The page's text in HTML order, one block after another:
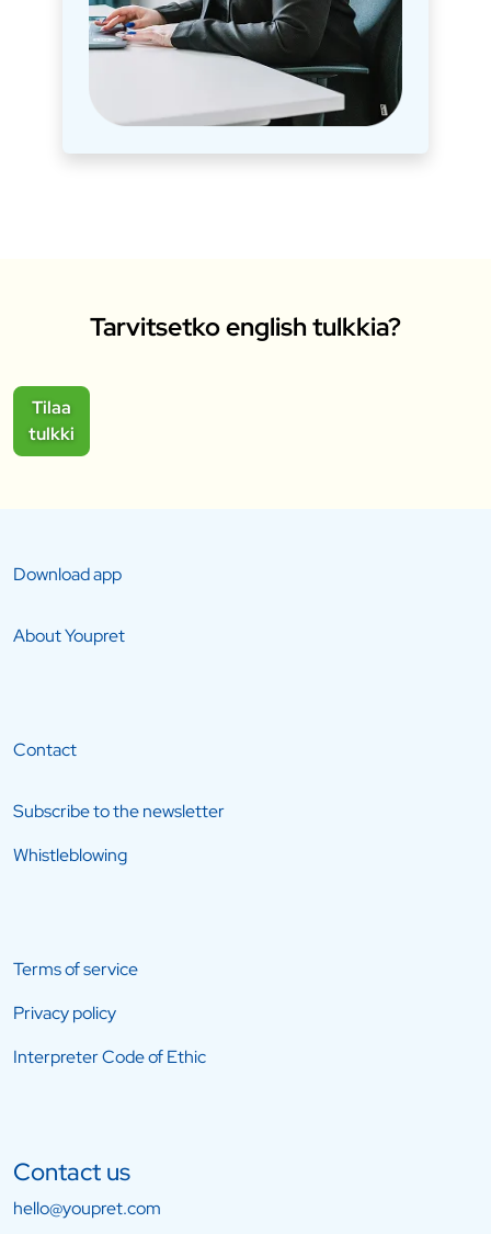
Tarvitsetko english tulkkia?
Tilaa
tulkki
Download app
About Youpret
Contact
Subscribe to the newsletter
Whistleblowing
Terms of service
Privacy policy
Interpreter Code of Ethic
Contact us
hello@youpret.com